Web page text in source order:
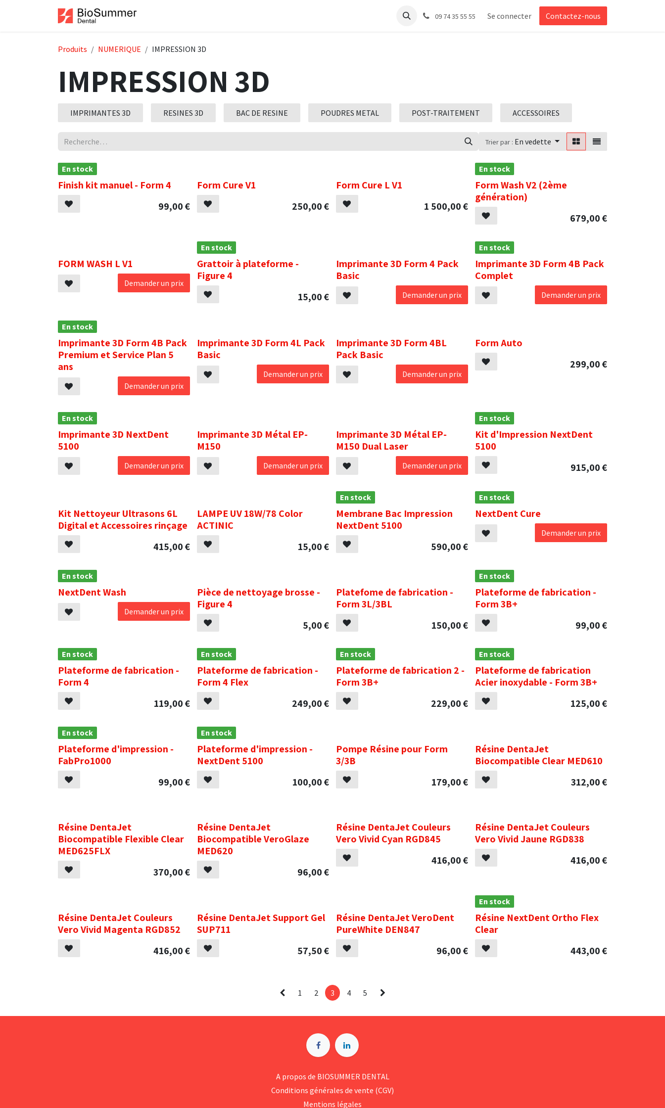
Support09 74 35 55 55 Se connecter Contactez-nous
Produits NUMERIQUE IMPRESSION 3D
IMPRESSION 3D
IMPRIMANTES 3D RESINES 3D BAC DE RESINE POUDRES METAL POST-TRAITEMENT ACCESSOIRES
Trier par : En vedette
En stock
Finish kit manuel - Form 4
99,00€
Form Cure V1
250,00€
Form Cure L V1
1 500,00€
En stock
Form Wash V2 (2ème
génération)
679,00€
FORM WASH L V1
Demander un prix
En stock
Grattoir à plateforme -
Figure 4
15,00€
Imprimante 3D Form 4 Pack
Basic
Demander un prix
En stock
Imprimante 3D Form 4B Pack
Complet
Demander un prix
En stock
Imprimante 3D Form 4B Pack
Premium et Service Plan 5
ans
Demander un prix
Imprimante 3D Form 4L Pack
Basic
Demander un prix
Imprimante 3D Form 4BL
Pack Basic
Demander un prix
Form Auto
299,00€
En stock
Imprimante 3D NextDent
5100
Demander un prix
Imprimante 3D Métal EP-
M150
Demander un prix
Imprimante 3D Métal EP-
M150 Dual Laser
Demander un prix
En stock
Kit d'Impression NextDent
5100
915,00€
Kit Nettoyeur Ultrasons 6L
Digital et Accessoires rinçage
415,00€
LAMPE UV 18W/78 Color
ACTINIC
15,00€
En stock
Membrane Bac Impression
NextDent 5100
590,00€
En stock
NextDent Cure
Demander un prix
En stock
NextDent Wash
Demander un prix
Pièce de nettoyage brosse -
Figure 4
5,00€
Platefome de fabrication -
Form 3L/3BL
150,00€
En stock
Plateforme de fabrication -
Form 3B+
99,00€
En stock
Plateforme de fabrication -
Form 4
119,00€
En stock
Plateforme de fabrication -
Form 4 Flex
249,00€
En stock
Plateforme de fabrication 2 -
Form 3B+
229,00€
En stock
Plateforme de fabrication
Acier inoxydable - Form 3B+
125,00€
En stock
Plateforme d'impression -
FabPro1000
99,00€
En stock
Plateforme d'impression -
NextDent 5100
100,00€
Pompe Résine pour Form
3/3B
179,00€
Résine DentaJet
Biocompatible Clear MED610
312,00€
Résine DentaJet
Biocompatible Flexible Clear
MED625FLX
370,00€
Résine DentaJet
Biocompatible VeroGlaze
MED620
96,00€
Résine DentaJet Couleurs
Vero Vivid Cyan RGD845
416,00€
Résine DentaJet Couleurs
Vero Vivid Jaune RGD838
416,00€
Résine DentaJet Couleurs
Vero Vivid Magenta RGD852
416,00€
Résine DentaJet Support Gel
SUP711
57,50€
Résine DentaJet VeroDent
PureWhite DEN847
96,00€
En stock
Résine NextDent Ortho Flex
Clear
443,00€
1 2 3 4 5
A p​ropos de BIOSUMMER DENTAL
Conditions générales d​e vente (CGV)
Mentions légales